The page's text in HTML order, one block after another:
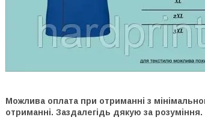
Можлива оплата при отриманні з
отриманні. Заздалегідь дякую за розуміння.